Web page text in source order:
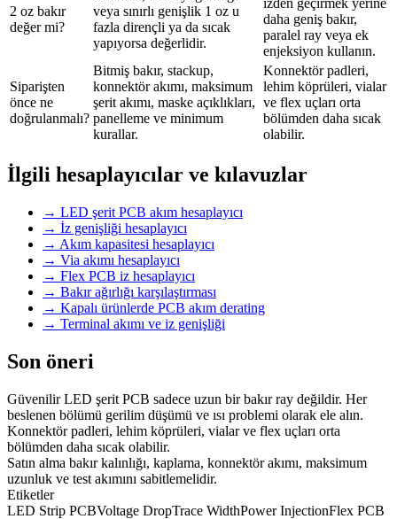
2 oz bakır
değer mi?
veya sınırlı genişlik 1 oz u
fazla dirençli ya da sıcak
yapıyorsa değerlidir.
daha geniş bakır,
paralel ray veya ek
enjeksiyon kullanın.
Siparişten
önce ne
doğrulanmalı?
Bitmiş bakır, stackup,
konnektör akımı, maksimum
şerit akımı, maske açıklıkları,
panelleme ve minimum
kurallar.
Konnektör padleri,
lehim köprüleri, vialar
ve flex uçları orta
bölümden daha sıcak
olabilir.
İlgili hesaplayıcılar ve kılavuzlar
→ LED şerit PCB akım hesaplayıcı
→ İz genişliği hesaplayıcı
→ Akım kapasitesi hesaplayıcı
→ Via akımı hesaplayıcı
→ Flex PCB iz hesaplayıcı
→ Bakır ağırlığı karşılaştırması
→ Kapalı ürünlerde PCB akım derating
→ Terminal akımı ve iz genişliği
Son öneri
Güvenilir LED şerit PCB sadece uzun bir bakır ray değildir. Her
beslenen bölümü gerilim düşümü ve ısı problemi olarak ele alın.
Konnektör padleri, lehim köprüleri, vialar ve flex uçları orta
bölümden daha sıcak olabilir.
Satın alma bakır kalınlığı, kaplama, konnektör akımı, maksimum
uzunluk ve test akımını sabitlemelidir.
Etiketler
LED Strip PCBVoltage DropTrace WidthPower InjectionFlex PCB